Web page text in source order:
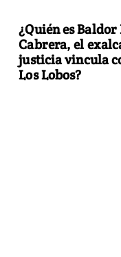
¿Quién es Baldor
Cabrera, el
justicia vincula
Los Lobos?